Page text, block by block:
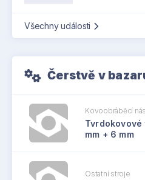
Všechny události
Čerstvě v
Kovoobráběcí
Tvrdokovové
mm + 6 mm
Ostatní stroje